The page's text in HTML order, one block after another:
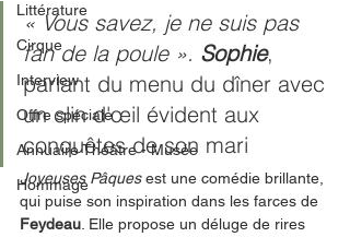
Littérature
Cirque
Interview
Offre spéciale
Annuaire Théâtre - Musée
Hommage
« Vous savez, je ne suis pas
fan de la poule ». Sophie,
parlant du menu du dîner avec
un clin d'œil évident aux
conquêtes de son mari
Joyeuses Pâques est une comédie brillante,
qui puise son inspiration dans les farces de
Feydeau . Elle propose un déluge de rires